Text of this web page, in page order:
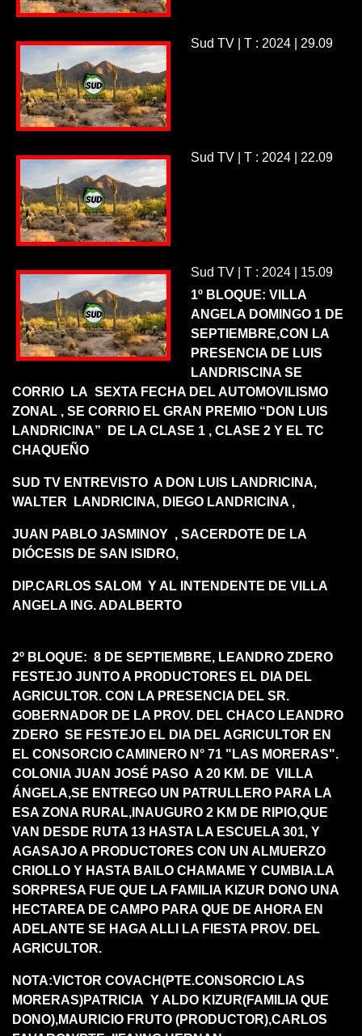
Sud TV | T : 2024 | 29.09
Sud TV | T : 2024 | 22.09
Sud TV | T : 2024 | 15.09
1º BLOQUE: VILLA
ANGELA DOMINGO 1 DE
SEPTIEMBRE,CON LA
PRESENCIA DE LUIS
LANDRISCINA SE
CORRIO LA SEXTA FECHA DEL AUTOMOVILISMO
ZONAL , SE CORRIO EL GRAN PREMIO “DON LUIS
LANDRICINA” DE LA CLASE 1 , CLASE 2 Y EL TC
CHAQUEÑO
SUD TV ENTREVISTO A DON LUIS LANDRICINA,
WALTER LANDRICINA, DIEGO LANDRICINA ,
JUAN PABLO JASMINOY , SACERDOTE DE LA
DIÓCESIS DE SAN ISIDRO,
DIP.CARLOS SALOM Y AL INTENDENTE DE VILLA
ANGELA ING. ADALBERTO
2º BLOQUE: 8 DE SEPTIEMBRE, LEANDRO ZDERO
FESTEJO JUNTO A PRODUCTORES EL DIA DEL
AGRICULTOR. CON LA PRESENCIA DEL SR.
GOBERNADOR DE LA PROV. DEL CHACO LEANDRO
ZDERO SE FESTEJO EL DIA DEL AGRICULTOR EN
EL CONSORCIO CAMINERO N° 71 "LAS MORERAS".
COLONIA JUAN JOSÉ PASO A 20 KM. DE VILLA
ÁNGELA,SE ENTREGO UN PATRULLERO PARA LA
ESA ZONA RURAL,INAUGURO 2 KM DE RIPIO,QUE
VAN DESDE RUTA 13 HASTA LA ESCUELA 301, Y
AGASAJO A PRODUCTORES CON UN ALMUERZO
CRIOLLO Y HASTA BAILO CHAMAME Y CUMBIA.LA
SORPRESA FUE QUE LA FAMILIA KIZUR DONO UNA
HECTAREA DE CAMPO PARA QUE DE AHORA EN
ADELANTE SE HAGA ALLI LA FIESTA PROV. DEL
AGRICULTOR.
NOTA:VICTOR COVACH(PTE.CONSORCIO LAS
MORERAS)PATRICIA Y ALDO KIZUR(FAMILIA QUE
DONO),MAURICIO FRUTO (PRODUCTOR),CARLOS